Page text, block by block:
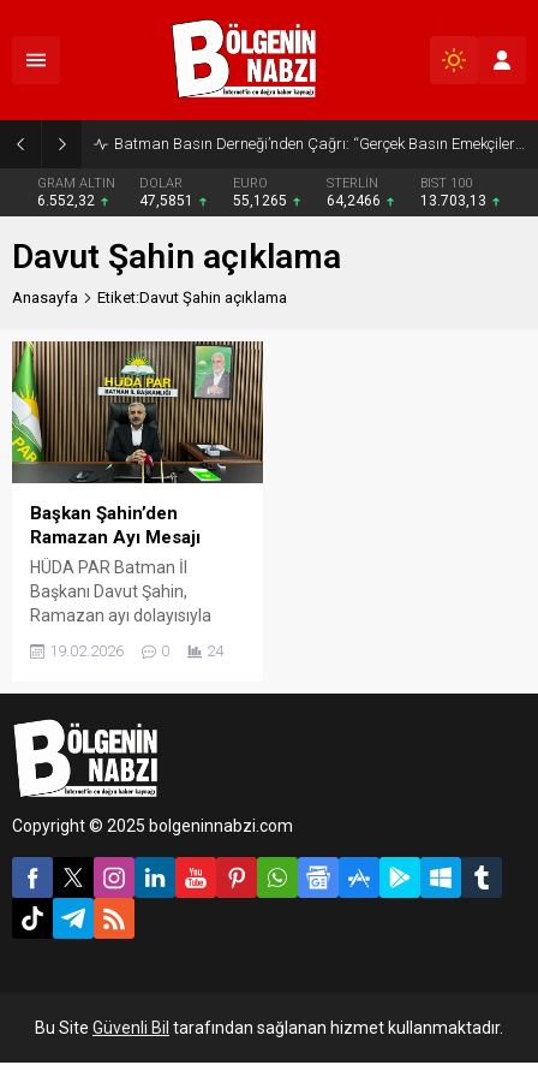
Batman Basın Derneği’nden Çağrı: “Gerçek Basın Emekçileri Desteklenmeli”
GRAM ALTIN
6.552,32
DOLAR
47,5851
EURO
55,1265
STERLİN
64,2466
BIST 100
13.703,13
Davut Şahin açıklama
Anasayfa Etiket:Davut Şahin açıklama
Başkan Şahin’den
Ramazan Ayı Mesajı
HÜDA PAR Batman İl
Başkanı Davut Şahin,
Ramazan ayı dolayısıyla
Perşembe günü mübarek
etti.
19.02.2026 0 24
Copyright © 2025 bolgeninnabzi.com
Bu Site Güvenli Bil tarafından sağlanan hizmet kullanmaktadır.